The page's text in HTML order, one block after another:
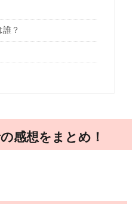
？
感想をまとめ！